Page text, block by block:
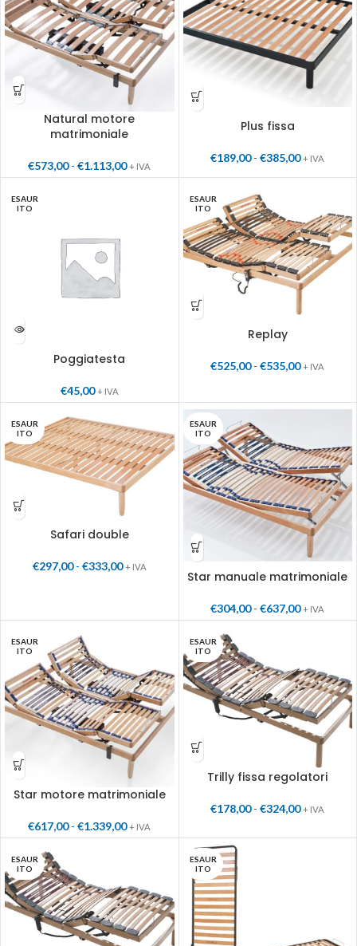
Natural motore
matrimoniale
€573,00 - €1.113,00 + IVA
Plus fissa
€189,00 - €385,00 + IVA
ESAUR
ITO
Poggiatesta
€45,00 + IVA
ESAUR
ITO
Replay
€525,00 - €535,00 + IVA
ESAUR
ITO
Safari double
€297,00 - €333,00 + IVA
ESAUR
ITO
Star manuale matrimoniale
€304,00 - €637,00 + IVA
ESAUR
ITO
Star motore matrimoniale
€617,00 - €1.339,00 + IVA
ESAUR
ITO
Trilly fissa regolatori
€178,00 - €324,00 + IVA
ESAUR
ITO
ESAUR
ITO